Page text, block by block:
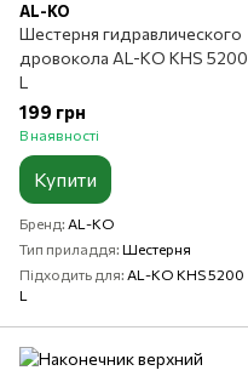
AL-KO
Шестерня гидравлического
дровокола AL-KO KHS 5200
L
199 грн
В наявності
Купити
Бренд AL-KO
Тип приладдя Шестерня
Підходить для AL-KO KHS 5200
L